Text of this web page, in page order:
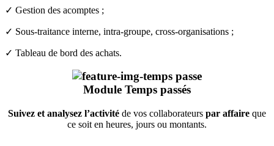
✓ Gestion des acomptes ;
✓ Sous-traitance interne, intra-groupe, cross-organisations ;
✓ Tableau de bord des achats.
Module Temps passés
Suivez et analysez l’activité de vos collaborateurs par affaire que
ce soit en heures, jours ou montants.